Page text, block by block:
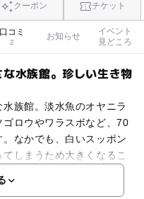
クーポン チケット
口コミ
2
お知らせ
イベント
見どころ
水族館。珍しい生き物
族館。淡水魚のオヤニラ
ゴロウやワラスボなど、70
なかでも、白いスッポン
しまうため大きくなるこ